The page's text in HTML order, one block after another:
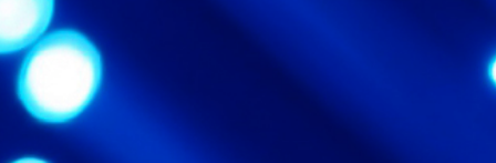
用途から探す
選定早見表から探す